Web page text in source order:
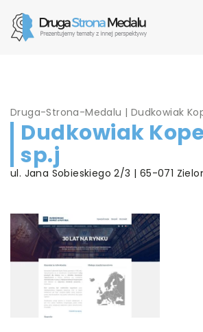
Druga-Strona-Medalu | Dudkowiak
Dudkowiak
sp.j
ul. Jana Sobieskiego 2/3 | 65-071